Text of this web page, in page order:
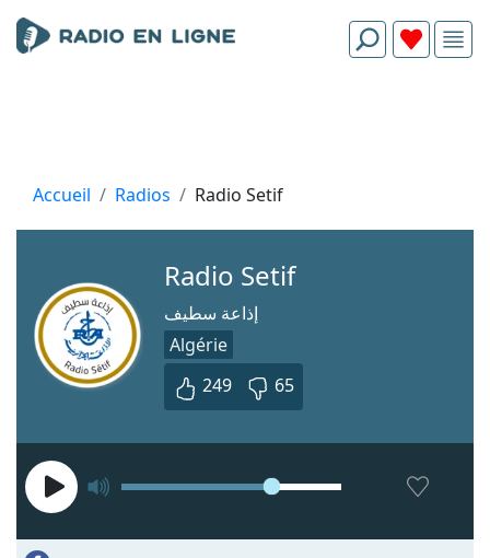
Accueil Radios Radio Setif
Radio Setif
إذاعة سطيف
Algérie
249
65